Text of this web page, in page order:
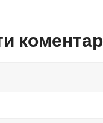
коментар